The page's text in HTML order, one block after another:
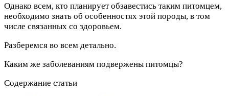
Однако всем, кто планирует обзавестись таким питомцем,
необходимо знать об особенностях этой породы, в том
числе связанных со здоровьем.
Разберемся во всем детально.
Каким же заболеваниям подвержены питомцы?
Содержание статьи